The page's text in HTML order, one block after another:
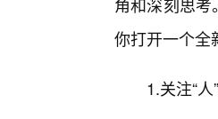
你打开一个全
1.关注“